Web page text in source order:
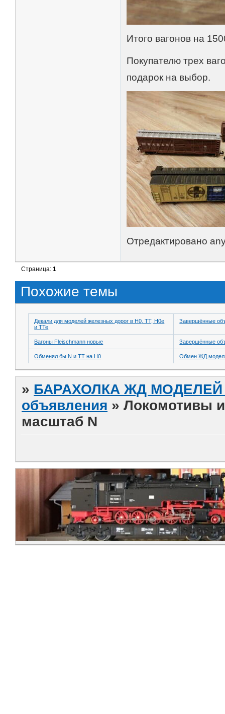
Итого вагонов на
Покупателю трех
подарок на выбор.
Отредактировано
Страница:1
Похожие темы
Декали для моделей железных дорог в H0, TT, H0e
и TTe
Завершённые
Вагоны Fleischmann новые Завершённые
Обменял бы N и ТТ на H0 Обмен ЖД
» БАРАХОЛКА ЖД МОДЕЛЕЙ
объявления »Локомотивы
масштаб N